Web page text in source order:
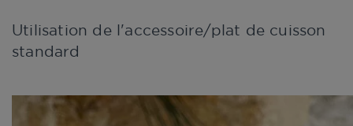
Utilisation de l'accessoire/plat de cuisson
standard